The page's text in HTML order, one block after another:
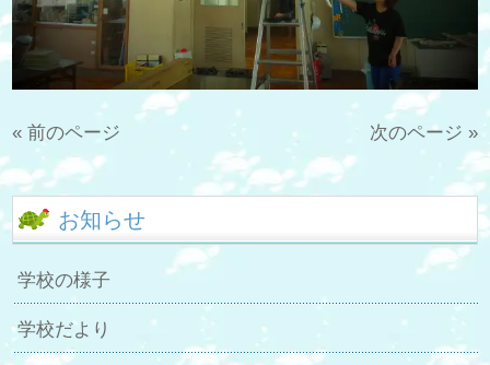
« 前のページ 次のページ »
お知らせ
学校の様子
学校だより